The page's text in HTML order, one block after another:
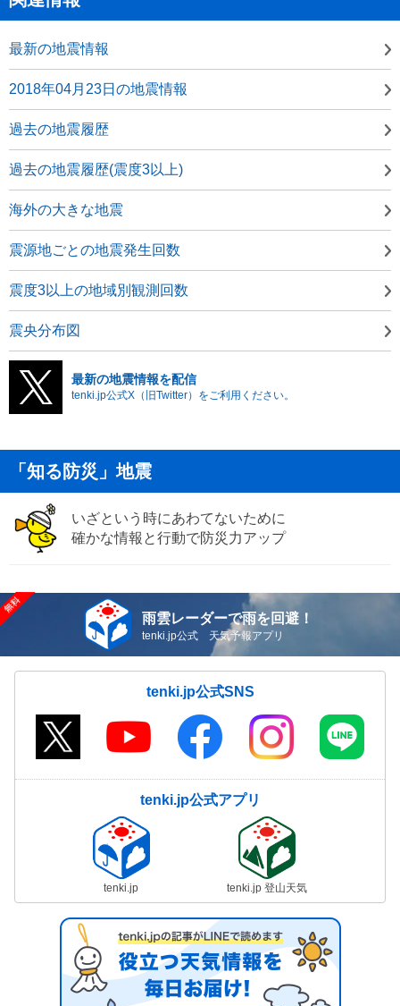
最新の地震情報
2018年04月23日の地震情報
過去の地震履歴
過去の地震履歴(震度3以上)
海外の大きな地震
震源地ごとの地震発生回数
震度3以上の地域別観測回数
震央分布図
最新の地震情報を配信
tenki.jp公式X（旧Twitter）をご利用ください。
「知る防災」地震
いざという時にあわてないために
確かな情報と行動で防災力アップ
雨雲レーダーで雨を回避！
tenki.jp公式 天気予報アプリ
tenki.jp公式SNS
tenki.jp公式アプリ
tenki.jp tenki.jp 登山天気